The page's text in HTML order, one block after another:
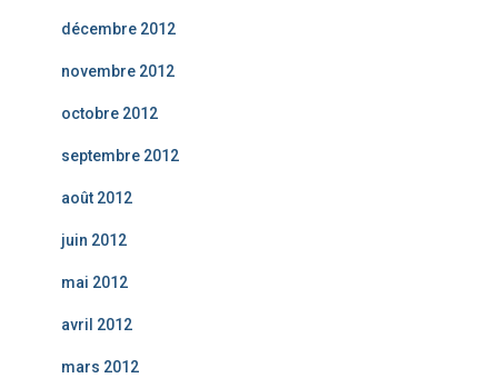
décembre 2012
novembre 2012
octobre 2012
septembre 2012
août 2012
juin 2012
mai 2012
avril 2012
mars 2012